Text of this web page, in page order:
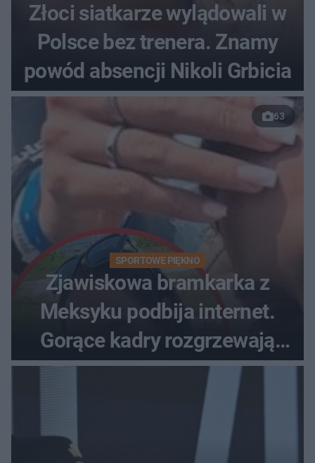
Złoci siatkarze wylądowali w
Polsce bez trenera. Znamy
powód absencji Nikoli Grbicia
63
SPORTOWE PIĘKNO
Zjawiskowa bramkarka z
Meksyku podbija internet.
Gorące kadry rozgrzewają
fanów